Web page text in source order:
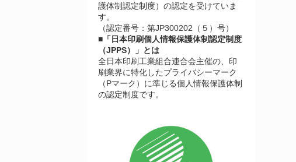
護体制認定制度）の認定を受けていま
す。
（認定番号：第JP300202（５）号）
■「日本印刷個人情報保護体制認定制度
（JPPS）」とは
全日本印刷工業組合連合会主催の、印
刷業界に特化したプライバシーマーク
（Pマーク）に準じる個人情報保護体制
の認定制度です。